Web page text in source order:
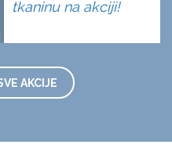
tkaninu na akciji!
AKCIJE